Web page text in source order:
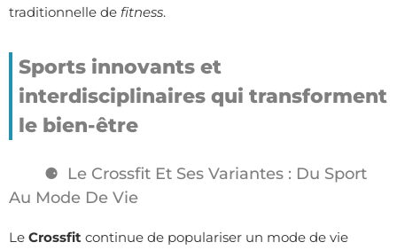
traditionnelle de fitness.
Sports innovants et
interdisciplinaires qui transforment
le bien-être
Le Crossfit Et Ses Variantes : Du Sport
Au Mode De Vie
Le Crossfit continue de populariser un mode de vie